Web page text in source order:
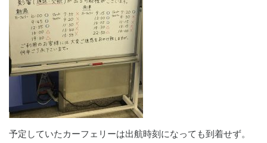
予定していたカーフェリーは出航時刻になっても到着せず。